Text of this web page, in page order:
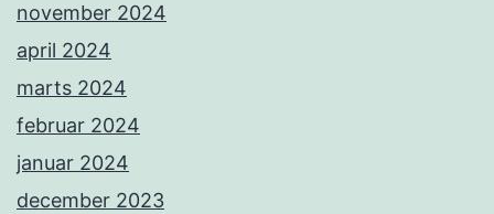
november 2024
april 2024
marts 2024
februar 2024
januar 2024
december 2023